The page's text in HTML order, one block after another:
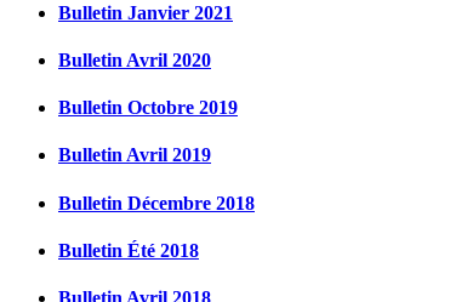
Bulletin Janvier 2021
Bulletin Avril 2020
Bulletin Octobre 2019
Bulletin Avril 2019
Bulletin Décembre 2018
Bulletin Été 2018